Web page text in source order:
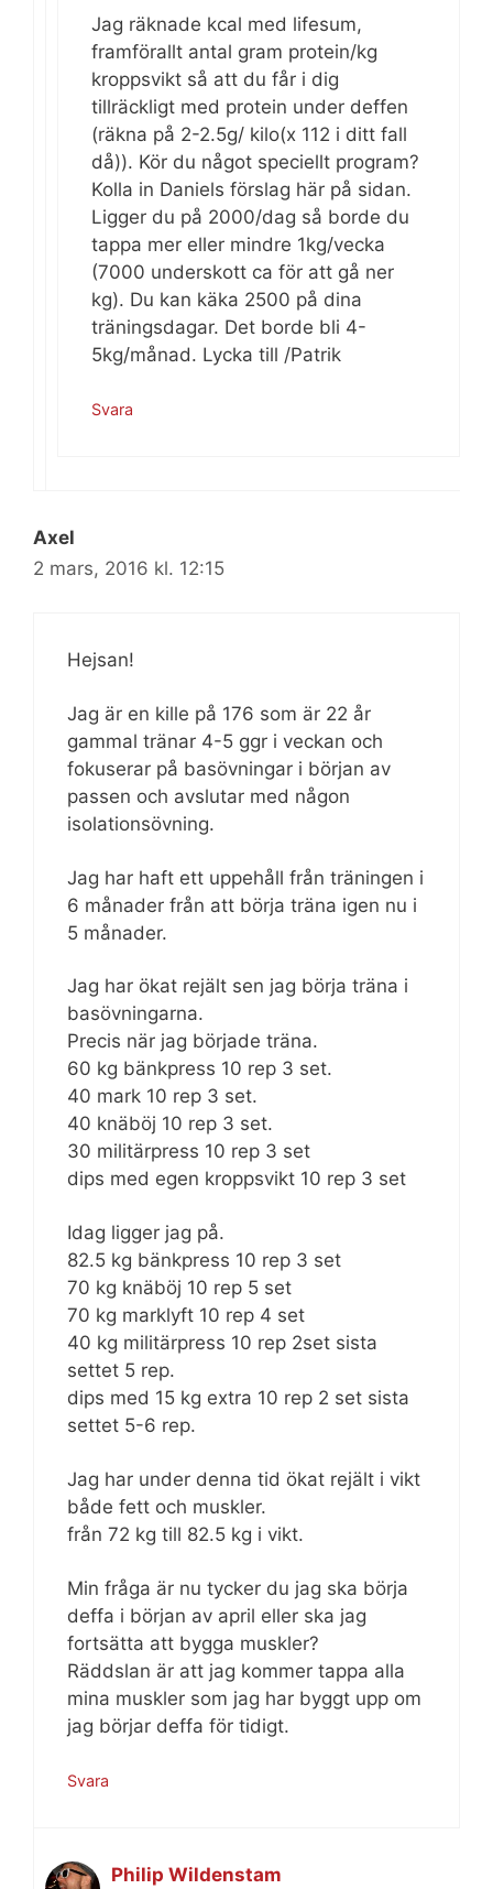
Jag räknade kcal med lifesum,
framförallt antal gram protein/kg
kroppsvikt så att du får i dig
tillräckligt med protein under deffen
(räkna på 2-2.5g/ kilo(x 112 i ditt fall
då)). Kör du något speciellt program?
Kolla in Daniels förslag här på sidan.
Ligger du på 2000/dag så borde du
tappa mer eller mindre 1kg/vecka
(7000 underskott ca för att gå ner
kg). Du kan käka 2500 på dina
träningsdagar. Det borde bli 4-
5kg/månad. Lycka till /Patrik
Svara
Axel
2 mars, 2016 kl. 12:15
Hejsan!
Jag är en kille på 176 som är 22 år
gammal tränar 4-5 ggr i veckan och
fokuserar på basövningar i början av
passen och avslutar med någon
isolationsövning.
Jag har haft ett uppehåll från träningen i
6 månader från att börja träna igen nu i
5 månader.
Jag har ökat rejält sen jag börja träna i
basövningarna.
Precis när jag började träna.
60 kg bänkpress 10 rep 3 set.
40 mark 10 rep 3 set.
40 knäböj 10 rep 3 set.
30 militärpress 10 rep 3 set
dips med egen kroppsvikt 10 rep 3 set
Idag ligger jag på.
82.5 kg bänkpress 10 rep 3 set
70 kg knäböj 10 rep 5 set
70 kg marklyft 10 rep 4 set
40 kg militärpress 10 rep 2set sista
settet 5 rep.
dips med 15 kg extra 10 rep 2 set sista
settet 5-6 rep.
Jag har under denna tid ökat rejält i vikt
både fett och muskler.
från 72 kg till 82.5 kg i vikt.
Min fråga är nu tycker du jag ska börja
deffa i början av april eller ska jag
fortsätta att bygga muskler?
Räddslan är att jag kommer tappa alla
mina muskler som jag har byggt upp om
jag börjar deffa för tidigt.
Svara
Philip Wildenstam